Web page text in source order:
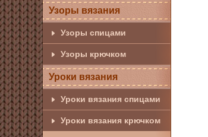
Узоры вязания
Узоры спицами
Узоры крючком
Уроки вязания
Уроки вязания спицами
Уроки вязания крючком